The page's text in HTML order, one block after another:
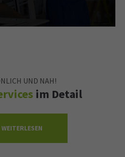
UND NAH!
im Detail
WEITERLESEN